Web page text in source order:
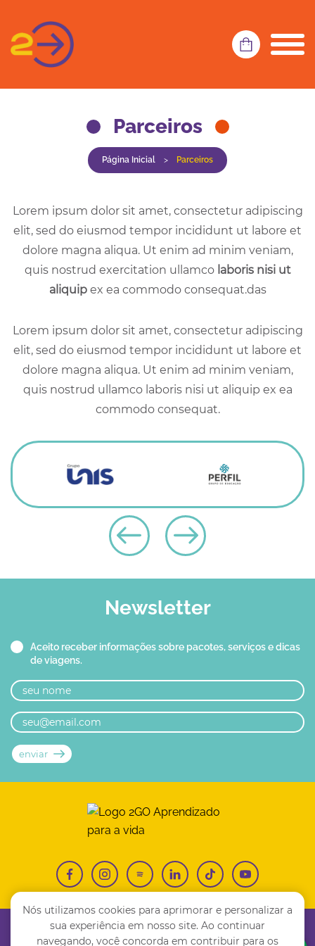
Parceiros
Página Inicial > Parceiros
Lorem ipsum dolor sit amet, consectetur adipiscing
elit, sed do eiusmod tempor incididunt ut labore et
dolore magna aliqua. Ut enim ad minim veniam,
quis nostrud exercitation ullamco laboris nisi ut
aliquipex ea commodo consequat.das
Lorem ipsum dolor sit amet, consectetur adipiscing
elit, sed do eiusmod tempor incididunt ut labore et
dolore magna aliqua. Ut enim ad minim veniam,
quis nostrud ullamco laboris nisi ut aliquip ex ea
commodo consequat.
Newsletter
Aceito receber informações sobre pacotes, serviços e dicas
de viagens.
(11) 4810-6669 contato@2goedu.com
Nós utilizamos cookies para aprimorar e personalizar a
sua experiência em nosso site. Ao continuar
navegando, você concorda em contribuir para os